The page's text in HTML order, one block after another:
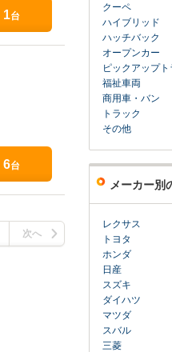
1台
6台
次へ
クーペ
ハイブリッド
ハッチバック
オープンカー
ピックアップト
福祉車両
商用車・バン
トラック
その他
メーカー別
レクサス
トヨタ
ホンダ
日産
スズキ
ダイハツ
マツダ
スバル
三菱